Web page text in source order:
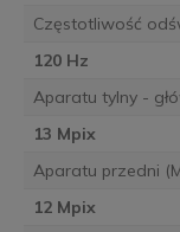
Częstotliwość
120 Hz
Aparatu tylny -
13 Mpix
Aparatu przedni
12 Mpix